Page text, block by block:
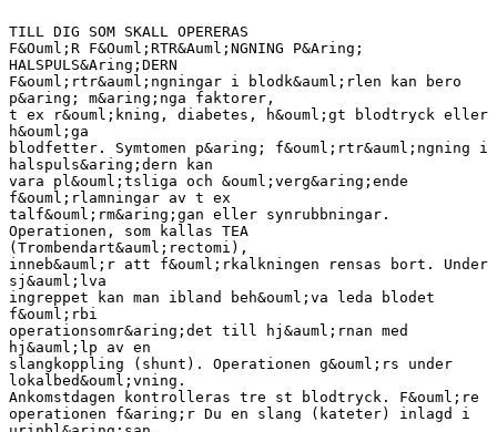
TILL DIG SOM SKALL OPERERAS
F&Ouml;R F&Ouml;RTR&Auml;NGNING P&Aring;
HALSPULS&Aring;DERN
F&ouml;rtr&auml;ngningar i blodk&auml;rlen kan bero
p&aring; m&aring;nga faktorer,
t ex r&ouml;kning, diabetes, h&ouml;gt blodtryck eller
h&ouml;ga
blodfetter. Symtomen p&aring; f&ouml;rtr&auml;ngning i
halspuls&aring;dern kan
vara pl&ouml;tsliga och &ouml;verg&aring;ende
f&ouml;rlamningar av t ex
talf&ouml;rm&aring;gan eller synrubbningar.
Operationen, som kallas TEA
(Trombendart&auml;rectomi),
inneb&auml;r att f&ouml;rkalkningen rensas bort. Under
sj&auml;lva
ingreppet kan man ibland beh&ouml;va leda blodet
f&ouml;rbi
operationsomr&aring;det till hj&auml;rnan med
hj&auml;lp av en
slangkoppling (shunt). Operationen g&ouml;rs under
lokalbed&ouml;vning.
Ankomstdagen kontrolleras tre st blodtryck. F&ouml;re
operationen f&aring;r Du en slang (kateter) inlagd i